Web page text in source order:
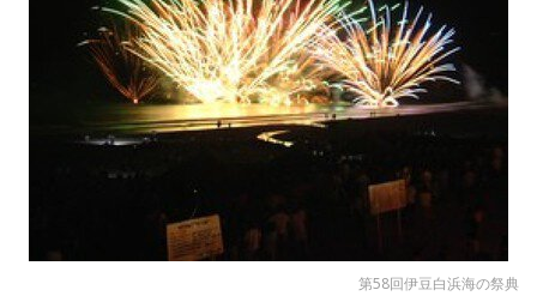
第58回伊豆白浜海の祭典